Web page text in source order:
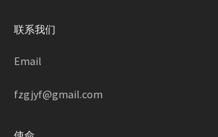
联系我们
Email
fzgjyf@gmail.com